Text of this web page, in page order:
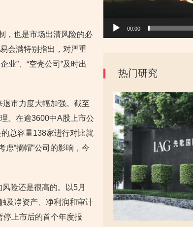
，也是市场出清风险的必
会满特别指出，对严重
业”、“空壳公司”及时出
退市力度大幅加强。截至
。在逾3600中A股上市公
总容量138家进行对比就
“摘帽”公司的影响，今
险还是很高的。以5月
及净资产、净利润和审计
上市后的首个年度报
00:00
热门研究